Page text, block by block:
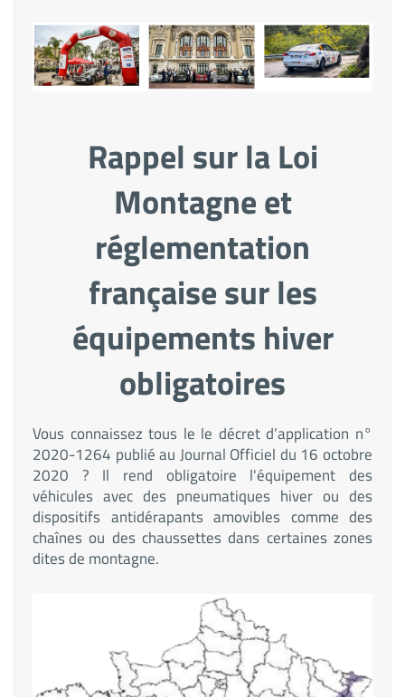
Rappel sur la Loi
Montagne et
réglementation
française sur les
équipements hiver
obligatoires
Vous connaissez tous le le décret d’application n°
2020-1264 publié au Journal Officiel du 16 octobre
2020 ? Il rend obligatoire l'équipement des
véhicules avec des pneumatiques hiver ou des
dispositifs antidérapants amovibles comme des
chaînes ou des chaussettes dans certaines zones
dites de montagne.